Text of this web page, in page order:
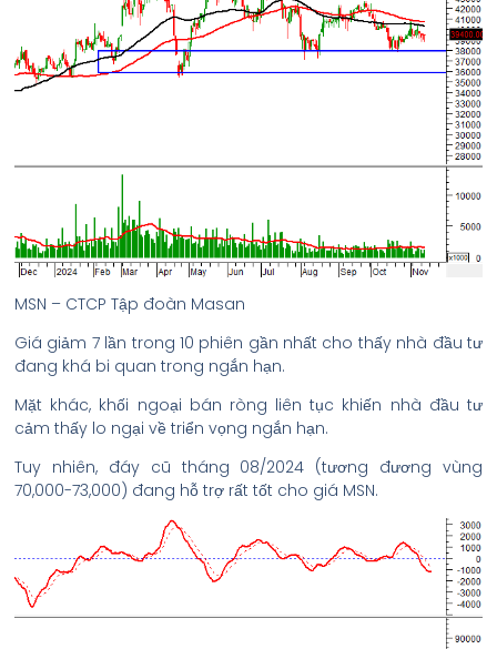
MSN – CTCP Tập đoàn Masan
Giá giảm 7 lần trong 10 phiên gần nhất cho thấy nhà đầu tư
đang khá bi quan trong ngắn hạn.
Mặt khác, khối ngoại bán ròng liên tục khiến nhà đầu tư
cảm thấy lo ngại về triển vọng ngắn hạn.
Tuy nhiên, đáy cũ tháng 08/2024 (tương đương vùng
70,000-73,000) đang hỗ trợ rất tốt cho giá MSN.